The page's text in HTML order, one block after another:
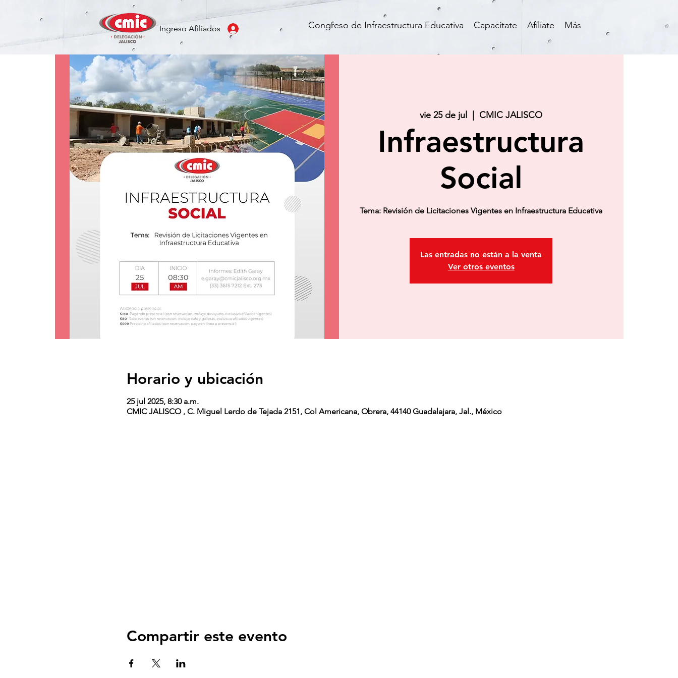
Ingreso Afiliados Congreso de Infraestructura Educativa Capacítate Afíliate Más
vie 25 de jul CMIC JALISCO
Infraestructura
Social
Tema: Revisión de Licitaciones Vigentes en Infraestructura Educativa
Las entradas no están a la venta
Ver otros eventos
Horario y ubicación
25 jul 2025, 8:30 a.m.
CMIC JALISCO , C. Miguel Lerdo de Tejada 2151, Col Americana, Obrera, 44140 Guadalajara, Jal., México
Compartir este evento